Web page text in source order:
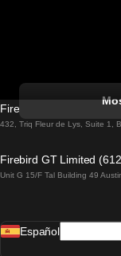
Firebird GT Limited
432, Triq Fleur de Lys, Suite 1,
Firebird GT Limited
Unit G 15/F Tal Building 49
Español